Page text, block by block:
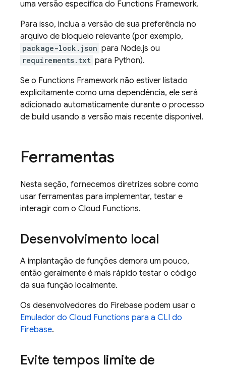
uma versão específica do Functions Framework.
Para isso, inclua a versão de sua preferência no
arquivo de bloqueio relevante (por exemplo,
package-lock.json para Node.js ou
requirements.txt para Python).
Se o Functions Framework não estiver listado
explicitamente como uma dependência, ele será
adicionado automaticamente durante o processo
de build usando a versão mais recente disponível.
Ferramentas
Nesta seção, fornecemos diretrizes sobre como
usar ferramentas para implementar, testar e
interagir com o Cloud Functions.
Desenvolvimento local
A implantação de funções demora um pouco,
então geralmente é mais rápido testar o código
da sua função localmente.
Os desenvolvedores do Firebase podem usar o
Emulador do Cloud Functions para a CLI do
Firebase.
Evite tempos limite de